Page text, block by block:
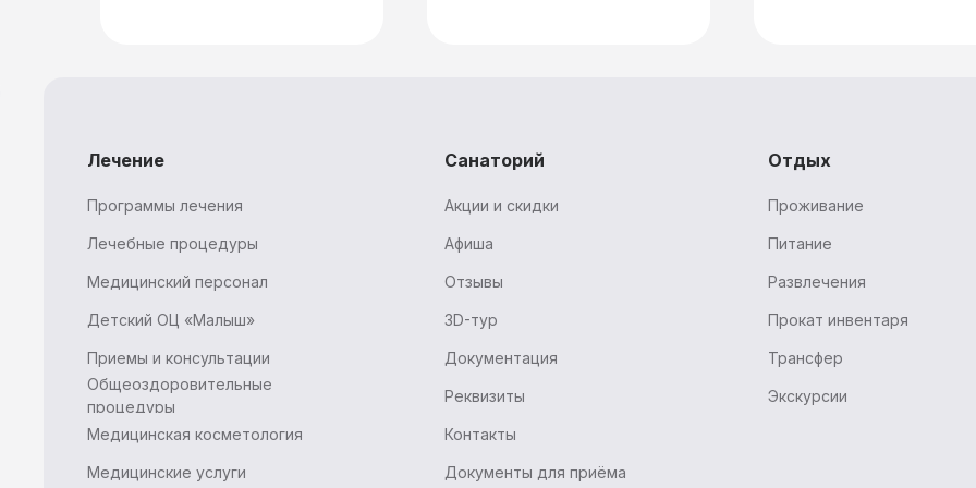
Санаторий
Акции и скидки
Афиша
Отзывы
Документация
Контакты
Лечение
Программы лечения
Лечебные процедуры
Детский ОЦ «Малыш»
Медицинский персонал
Медицинские услуги
Медицинская косметология
Трансфер
Прокат инвентаря
Экскурсии
Отдых
Проживание
Питание
Развлечения
3D-тур
Реквизиты
Общеоздоровительные
процедуры
Приемы и консультации
Документы для приёма